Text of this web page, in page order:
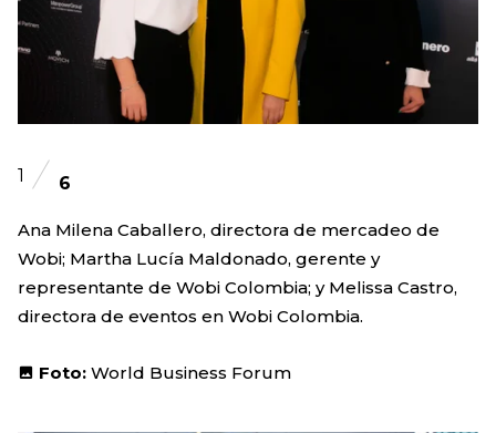
1 6
Ana Milena Caballero, directora de mercadeo de
Wobi; Martha Lucía Maldonado, gerente y
representante de Wobi Colombia; y Melissa Castro,
directora de eventos en Wobi Colombia.
Foto: World Business Forum